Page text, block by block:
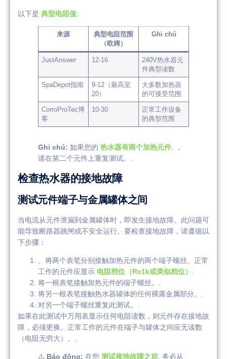
以下是 典型电阻值:
来源
典型电阻范围
（欧姆）
Ghi chú
JustAnswer 12-16
240V热水器元
件典型读数
SpaDepot指南
9-12（最高至
20）
大多数加热器
的可接受范围
CorroProTec博
客
10-30
正常工作设备
的典型范围
Ghi chú: 如果您的 热水器有两个加热元件 , ，
请在第二个元件上重复测试。.
检查热水器的接地故障
测试元件端子与金属罐体之间
当电流从元件泄漏到金属罐体时，即发生接地故障。此问题可
能导致断路器跳闸或不安全运行。要检查接地故障，请遵循以
下步骤：
。将两个表笔分别接触加热元件的两个端子螺丝。正常
工作的元件应显示 电阻档位（Rx1k或类似档位）
将一根表笔接触加热元件的端子螺丝。.
将另一根表笔接触热水器罐体的任何裸露金属部分。.
对另一个端子螺丝重复此测试。.
如果在此测试中万用表显示任何电阻读数，则元件存在接地故
障，必须更换。正常工作的元件在端子与罐体之间应无读数
（电阻无穷大）。.
⚠️ Báo động: 在您 测试接地故障之前. 务必从